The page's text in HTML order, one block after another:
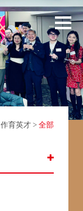
作育英才 > 全部